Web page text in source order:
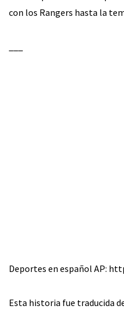
con los Rangers hasta la
Deportes en español AP:
Esta historia fue traducida